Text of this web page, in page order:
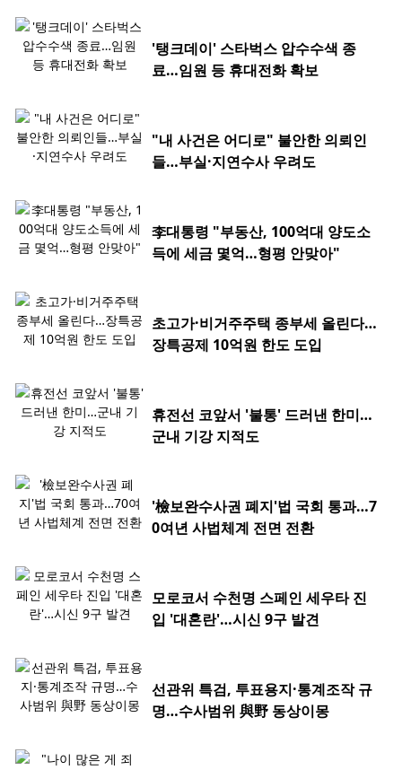
'탱크데이' 스타벅스 압수수색 종
료…임원 등 휴대전화 확보
"내 사건은 어디로" 불안한 의뢰인
들…부실·지연수사 우려도
李대통령 "부동산, 100억대 양도소
득에 세금 몇억…형평 안맞아"
초고가·비거주주택 종부세 올린다…
장특공제 10억원 한도 도입
휴전선 코앞서 '불통' 드러낸 한미…
군내 기강 지적도
'檢보완수사권 폐지'법 국회 통과…7
0여년 사법체계 전면 전환
모로코서 수천명 스페인 세우타 진
입 '대혼란'…시신 9구 발견
선관위 특검, 투표용지·통계조작 규
명…수사범위 與野 동상이몽